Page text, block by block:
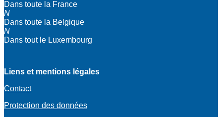
Dans toute la France
N
Dans toute la Belgique
N
Dans tout le Luxembourg
Liens et mentions légales
Contact
Protection des données